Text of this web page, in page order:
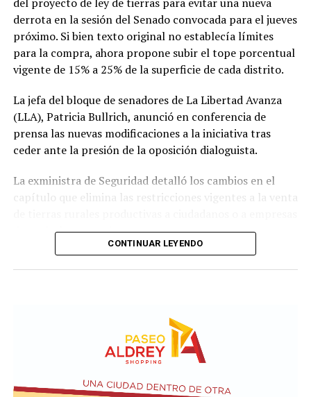
gira que se extenderá hasta el fin de semana antes de su
regreso a Buenos Aires.
derrota en la sesión del Senado convocada para el jueves
próximo. Si bien texto original no establecía límites
para la compra, ahora propone subir el tope porcentual
vigente de 15% a 25% de la superficie de cada distrito.
La jefa del bloque de senadores de La Libertad Avanza
(LLA), Patricia Bullrich, anunció en conferencia de
prensa las nuevas modificaciones a la iniciativa tras
ceder ante la presión de la oposición dialoguista.
La exministra de Seguridad detalló los cambios en el
capítulo que elimina las restricciones vigentes a la venta
de capitales extranjeros.
Por otro lado, la iniciativa introduce un agregado sobre
el artículo 4 de Ley N° 21.499 relacionada a las
CONTINUAR LEYENDO